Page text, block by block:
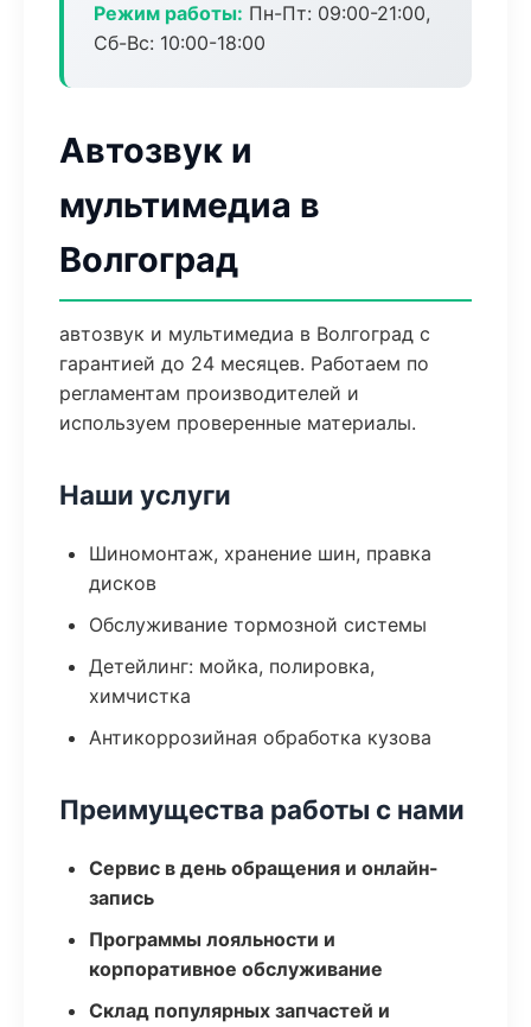
Режим работы: Пн-Пт: 09:00-21:00,
Сб-Вс: 10:00-18:00
Автозвук и
мультимедиа в
Волгоград
автозвук и мультимедиа в Волгоград с
гарантией до 24 месяцев. Работаем по
регламентам производителей и
используем проверенные материалы.
Наши услуги
Шиномонтаж, хранение шин, правка
дисков
Обслуживание тормозной системы
Детейлинг: мойка, полировка,
химчистка
Антикоррозийная обработка кузова
Преимущества работы с нами
Сервис в день обращения и онлайн-
запись
Программы лояльности и
корпоративное обслуживание
Склад популярных запчастей и